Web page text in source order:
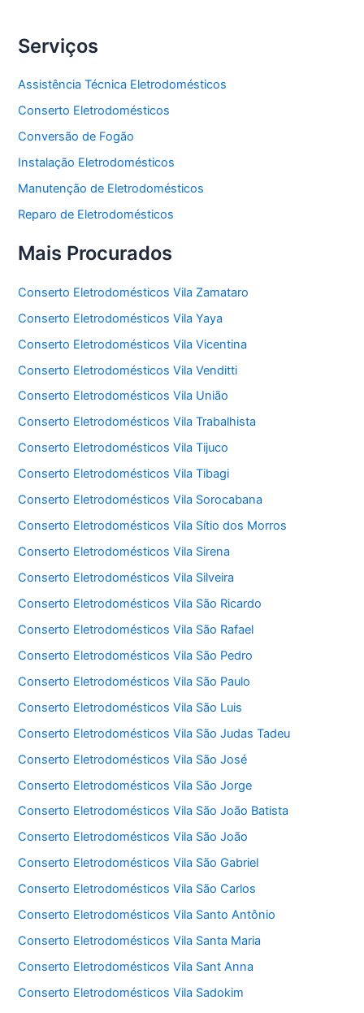
Serviços
Assistência Técnica Eletrodomésticos
Conserto Eletrodomésticos
Conversão de Fogão
Instalação Eletrodomésticos
Manutenção de Eletrodomésticos
Reparo de Eletrodomésticos
Mais Procurados
Conserto Eletrodomésticos Vila Zamataro
Conserto Eletrodomésticos Vila Yaya
Conserto Eletrodomésticos Vila Vicentina
Conserto Eletrodomésticos Vila Venditti
Conserto Eletrodomésticos Vila União
Conserto Eletrodomésticos Vila Trabalhista
Conserto Eletrodomésticos Vila Tijuco
Conserto Eletrodomésticos Vila Tibagi
Conserto Eletrodomésticos Vila Sorocabana
Conserto Eletrodomésticos Vila Sítio dos Morros
Conserto Eletrodomésticos Vila Sirena
Conserto Eletrodomésticos Vila Silveira
Conserto Eletrodomésticos Vila São Ricardo
Conserto Eletrodomésticos Vila São Rafael
Conserto Eletrodomésticos Vila São Pedro
Conserto Eletrodomésticos Vila São Paulo
Conserto Eletrodomésticos Vila São Luis
Conserto Eletrodomésticos Vila São Judas Tadeu
Conserto Eletrodomésticos Vila São José
Conserto Eletrodomésticos Vila São Jorge
Conserto Eletrodomésticos Vila São João Batista
Conserto Eletrodomésticos Vila São João
Conserto Eletrodomésticos Vila São Gabriel
Conserto Eletrodomésticos Vila São Carlos
Conserto Eletrodomésticos Vila Santo Antônio
Conserto Eletrodomésticos Vila Santa Maria
Conserto Eletrodomésticos Vila Sant Anna
Conserto Eletrodomésticos Vila Sadokim